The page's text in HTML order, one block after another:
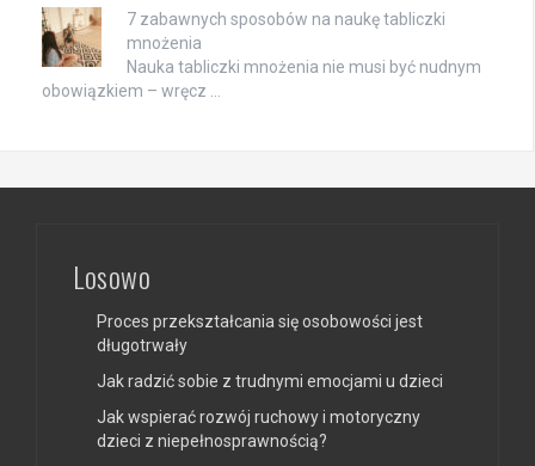
7 zabawnych sposobów na naukę tabliczki
mnożenia
Nauka tabliczki mnożenia nie musi być nudnym
obowiązkiem – wręcz …
Losowo
Proces przekształcania się osobowości jest
długotrwały
Jak radzić sobie z trudnymi emocjami u dzieci
Jak wspierać rozwój ruchowy i motoryczny
dzieci z niepełnosprawnością?